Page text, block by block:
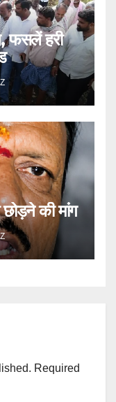
फसलें हरी
छोड़ने की मांग
Required